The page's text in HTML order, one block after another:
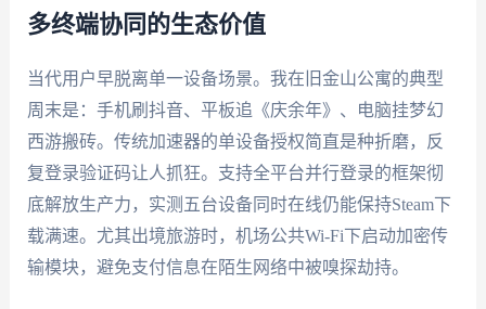
多终端协同的生态价值
当代用户早脱离单一设备场景。我在旧金山公寓的典型
周末是：手机刷抖音、平板追《庆余年》、电脑挂梦幻
西游搬砖。传统加速器的单设备授权简直是种折磨，反
复登录验证码让人抓狂。支持全平台并行登录的框架彻
底解放生产力，实测五台设备同时在线仍能保持Steam下
载满速。尤其出境旅游时，机场公共Wi-Fi下启动加密传
输模块，避免支付信息在陌生网络中被嗅探劫持。